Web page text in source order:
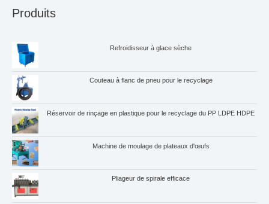
Produits
Refroidisseur à glace sèche
Couteau à flanc de pneu pour le recyclage
Réservoir de rinçage en plastique pour le recyclage du PP LDPE HDPE
Machine de moulage de plateaux d'œufs
Pliageur de spirale efficace